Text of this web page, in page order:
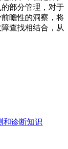
部分管理，对于
瞻性的洞察，将
查找相结合，从
和诊断知识